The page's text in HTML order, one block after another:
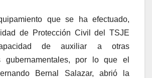
que se ha efectuado,
de Protección Civil del TSJE
de auxiliar a otras
gubernamentales, por lo que el
Bernal Salazar, abrió la